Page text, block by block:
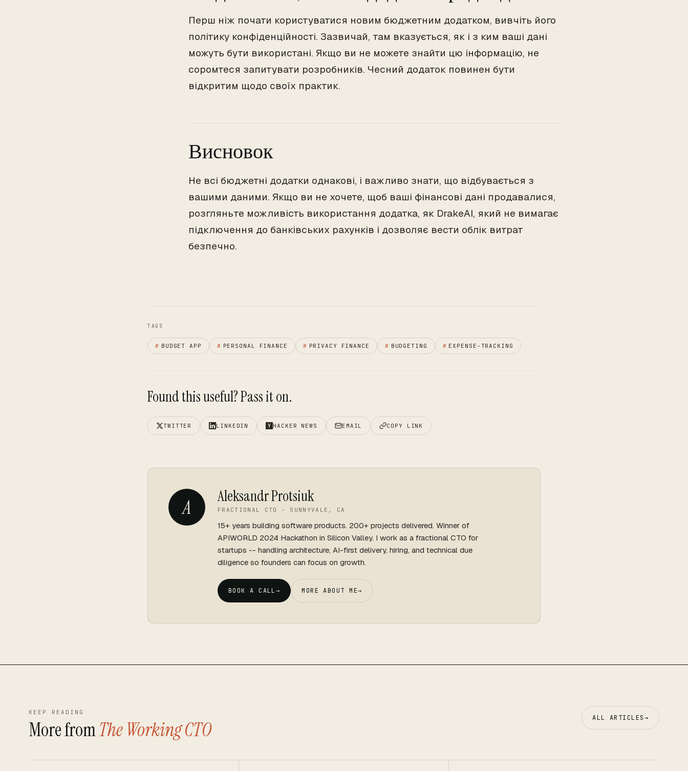
Перш ніж почати користуватися новим бюджетним додатком, вивчіть його
політику конфіденційності. Зазвичай, там вказується, як і з ким ваші дані
можуть бути використані. Якщо ви не можете знайти цю інформацію, не
соромтеся запитувати розробників. Чесний додаток повинен бути
відкритим щодо своїх практик.
Висновок
Не всі бюджетні додатки однакові, і важливо знати, що відбувається з
вашими даними. Якщо ви не хочете, щоб ваші фінансові дані продавалися,
розгляньте можливість використання додатка, як DrakeAI, який не вимагає
підключення до банківських рахунків і дозволяє вести облік витрат
безпечно.
TAGS
# BUDGET APP # PERSONAL FINANCE # PRIVACY FINANCE # BUDGETING # EXPENSE-TRACKING
Found this useful? Pass it on.
TWITTER LINKEDIN HACKER NEWS EMAIL COPY LINK
A Aleksandr Protsiuk
FRACTIONAL CTO - SUNNYVALE, CA
15+ years building software products. 200+ projects delivered. Winner of
APIWORLD 2024 Hackathon in Silicon Valley. I work as a fractional CTO for
startups -- handling architecture, AI-first delivery, hiring, and technical due
diligence so founders can focus on growth.
BOOK A CALL→ MORE ABOUT ME→
KEEP READING
More fromThe Working CTO ALL ARTICLES→